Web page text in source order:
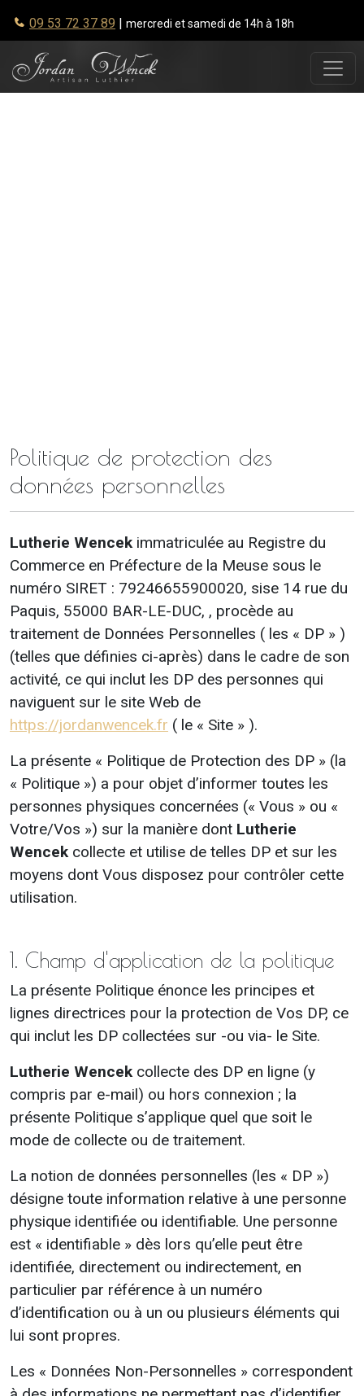
09 53 72 37 89 | mercredi et samedi de 14h à 18h
Politique de protection des
données personnelles
Lutherie Wencekimmatriculée au Registre du
Commerce en Préfecture de la Meuse sous le
numéro SIRET : 79246655900020, sise 14 rue du
Paquis, 55000 BAR-LE-DUC, , procède au
traitement de Données Personnelles ( les « DP » )
(telles que définies ci-après) dans le cadre de son
activité, ce qui inclut les DP des personnes qui
naviguent sur le site Web de
https://jordanwencek.fr ( le « Site » ).
La présente « Politique de Protection des DP » (la
« Politique ») a pour objet d’informer toutes les
personnes physiques concernées (« Vous » ou «
Votre/Vos ») sur la manière dont Lutherie
Wencekcollecte et utilise de telles DP et sur les
moyens dont Vous disposez pour contrôler cette
utilisation.
1. Champ d'application de la politique
La présente Politique énonce les principes et
lignes directrices pour la protection de Vos DP, ce
qui inclut les DP collectées sur -ou via- le Site.
Lutherie Wencekcollecte des DP en ligne (y
compris par e-mail) ou hors connexion ; la
présente Politique s’applique quel que soit le
mode de collecte ou de traitement.
La notion de données personnelles (les « DP »)
désigne toute information relative à une personne
physique identifiée ou identifiable. Une personne
est « identifiable » dès lors qu’elle peut être
identifiée, directement ou indirectement, en
particulier par référence à un numéro
d’identification ou à un ou plusieurs éléments qui
lui sont propres.
Les « Données Non-Personnelles » correspondent